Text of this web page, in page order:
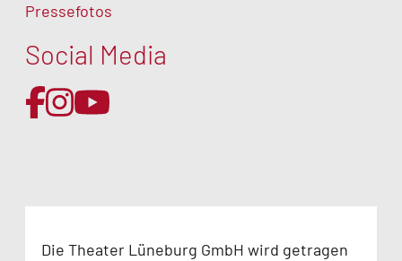
Pressefotos
Social Media
Die Theater Lüneburg GmbH wird getragen